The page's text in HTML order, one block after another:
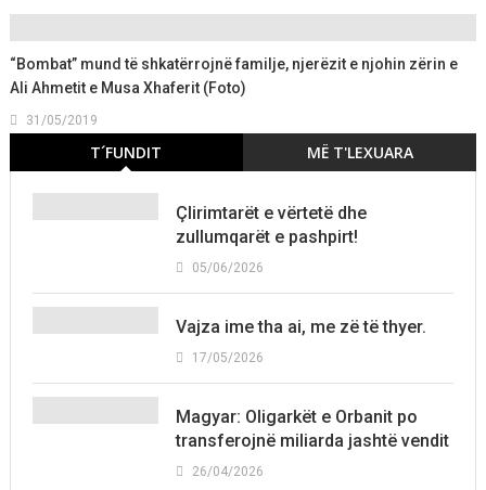
“Bombat” mund të shkatërrojnë familje, njerëzit e njohin zërin e
Ali Ahmetit e Musa Xhaferit (Foto)
31/05/2019
T´FUNDIT MË T'LEXUARA
Çlirimtarët e vërtetë dhe
zullumqarët e pashpirt!
05/06/2026
Vajza ime tha ai, me zë të thyer.
17/05/2026
Magyar: Oligarkët e Orbanit po
transferojnë miliarda jashtë vendit
26/04/2026